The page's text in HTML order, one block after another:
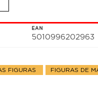
de pie o volando,
de Hasbro a
fans. Recrea escenas
EAN
5010996202963
FIGURAS FIGURAS DE